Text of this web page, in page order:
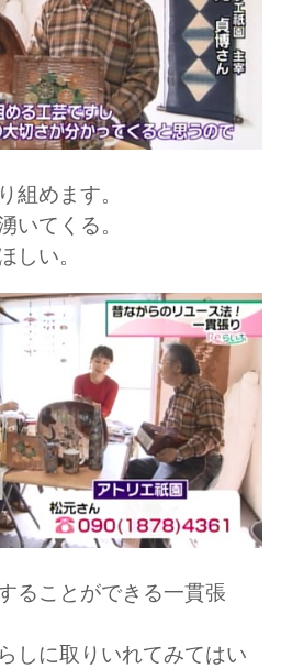
組めます。
いてくる。
しい。
ることができる一貫張
しに取りいれてみてはい